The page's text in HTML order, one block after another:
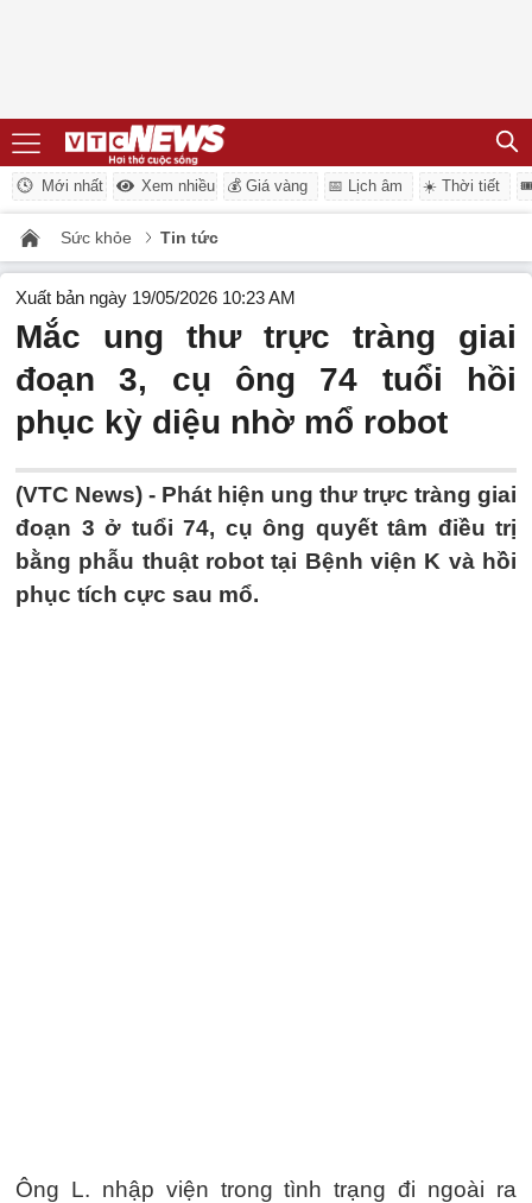
Mới nhất Xem nhiều 💰 Giá vàng 📅 Lịch âm ☀️ Thời tiết
Sức khỏe Tin tức
Xuất bản ngày 19/05/2026 10:23 AM
Mắc ung thư trực tràng giai
đoạn 3, cụ ông 74 tuổi hồi
phục kỳ diệu nhờ mổ robot
(VTC News) - Phát hiện ung thư trực tràng giai
đoạn 3 ở tuổi 74, cụ ông quyết tâm điều trị
bằng phẫu thuật robot tại Bệnh viện K và hồi
phục tích cực sau mổ.
Ông L. nhập viện trong tình trạng đi ngoài ra